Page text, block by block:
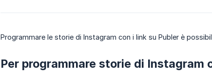
Programmare le storie di Instagram con i link su Publer è
Per programmare storie di Instagram